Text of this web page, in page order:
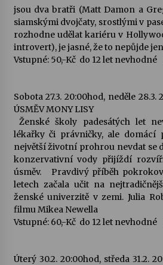
jsou dva bratři (Matt Damon a
siamskými dvojčaty, srostlými v
rozhodne udělat kariéru v
introvert), je jasné, že to nepůjde
Vstupné: 50,-Kč do 12 let
Sobota 27.3. 20:00hod,
ÚSMĚV MONY LISY
Ženské školy padesátých let
lékařky či právničky, ale domácí
největší životní prohrou nevdat se
konzervativní vody přijíždí
úsměv. Pravdivý příběh
letech začala učit na
ženské univerzitě v zemi. Julia
filmu Mikea Newella
Vstupné: 60,-Kč do 12 let
Úterý 30.2. 20:00hod, středa